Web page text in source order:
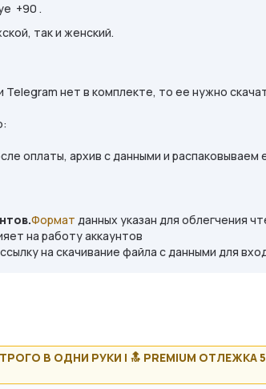
+90 .
так и женский.
Telegram нет в комплекте, то ее нужно
оплаты, архив с данными и распаковываем
Формат данных указан для облегчения
на работу аккаунтов
на скачивание файла с данными для
В ОДНИ РУКИ | 🔝 PREMIUM ОТЛЕЖКА